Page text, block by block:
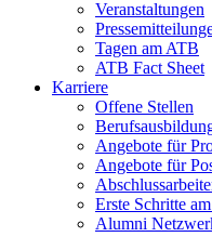
Veranstaltungen
Tagen am ATB
ATB Fact Sheet
Karriere
Offene Stellen
Angebote für
Angebote für
Erste Schritte
Alumni